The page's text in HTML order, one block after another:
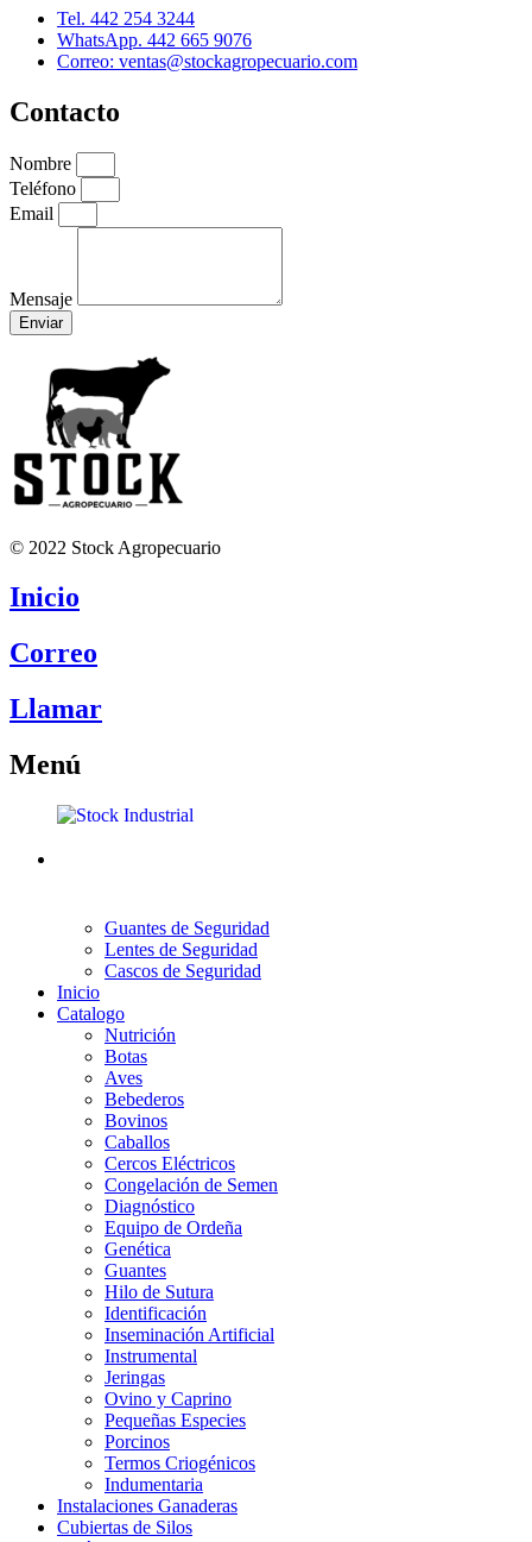
Tel. 442 254 3244
WhatsApp. 442 665 9076
Correo: ventas@stockagropecuario.com
Contacto
Nombre
Teléfono
Email
Mensaje
Enviar
© 2022 Stock Agropecuario
Inicio
Correo
Llamar
Menú
Guantes de Seguridad
Lentes de Seguridad
Cascos de Seguridad
Inicio
Catalogo
Nutrición
Botas
Aves
Bebederos
Bovinos
Caballos
Cercos Eléctricos
Congelación de Semen
Diagnóstico
Equipo de Ordeña
Genética
Guantes
Hilo de Sutura
Identificación
Inseminación Artificial
Instrumental
Jeringas
Ovino y Caprino
Pequeñas Especies
Porcinos
Termos Criogénicos
Indumentaria
Instalaciones Ganaderas
Cubiertas de Silos